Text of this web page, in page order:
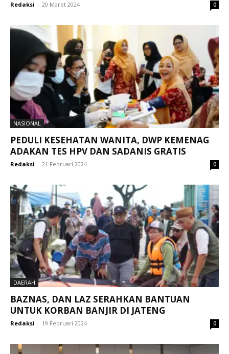
Redaksi - 20 Maret 2024 0
NASIONAL
PEDULI KESEHATAN WANITA, DWP KEMENAG
ADAKAN TES HPV DAN SADANIS GRATIS
Redaksi - 21 Februari 2024 0
DAERAH
BAZNAS, DAN LAZ SERAHKAN BANTUAN
UNTUK KORBAN BANJIR DI JATENG
Redaksi - 19 Februari 2024 0